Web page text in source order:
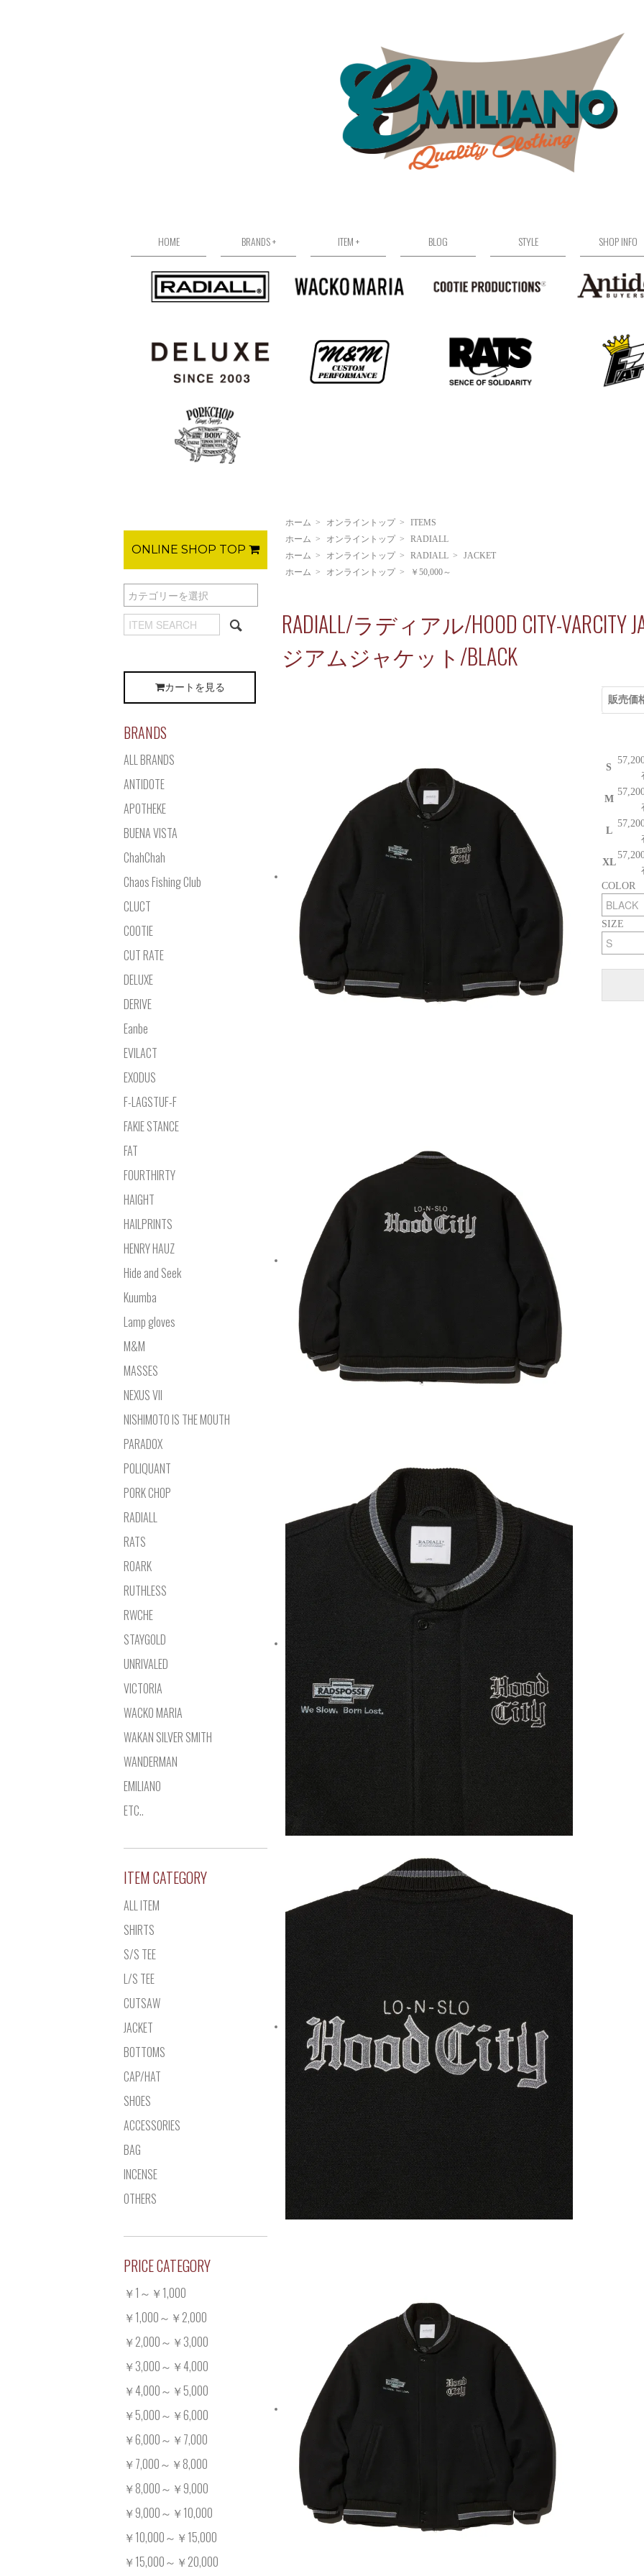
HOME BRANDS + ITEM + BLOG STYLE SHOP INFO
ホーム > オンライントップ >
ITEMS
ホーム > オンライントップ >
RADIALL
ホーム > オンライントップ > RADIALL >
JACKET
ホーム > オンライントップ > ￥50,000～
RADIALL/ラディアル/HOOD CITY-
ジアムジャケット/BLACK
販売価
S
M
L
XL
COLOR
SIZE
ONLINE SHOP TOP
カートを見る
BRANDS
ALL BRANDS
ANTIDOTE
APOTHEKE
BUENA VISTA
ChahChah
Chaos Fishing Club
CLUCT
COOTIE
CUT RATE
DELUXE
DERIVE
Eanbe
EVILACT
EXODUS
F-LAGSTUF-F
FAKIE STANCE
FAT
FOURTHIRTY
HAIGHT
HAILPRINTS
HENRY HAUZ
Hide and Seek
Kuumba
Lamp gloves
M&M
MASSES
NEXUS VII
NISHIMOTO IS THE MOUTH
PARADOX
POLIQUANT
PORK CHOP
RADIALL
RATS
ROARK
RUTHLESS
RWCHE
STAYGOLD
UNRIVALED
VICTORIA
WACKO MARIA
WAKAN SILVER SMITH
WANDERMAN
EMILIANO
ETC..
ITEM CATEGORY
ALL ITEM
SHIRTS
S/S TEE
L/S TEE
CUTSAW
JACKET
BOTTOMS
CAP/HAT
SHOES
ACCESSORIES
BAG
INCENSE
OTHERS
PRICE CATEGORY
￥1～￥1,000
￥1,000～￥2,000
￥2,000～￥3,000
￥3,000～￥4,000
￥4,000～￥5,000
￥5,000～￥6,000
￥6,000～￥7,000
￥7,000～￥8,000
￥8,000～￥9,000
￥9,000～￥10,000
￥10,000～￥15,000
￥15,000～￥20,000